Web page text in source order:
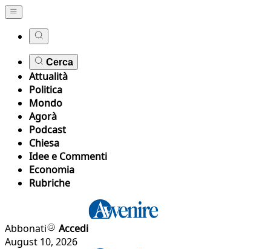
Cerca
Attualità
Politica
Mondo
Agorà
Podcast
Chiesa
Idee e Commenti
Economia
Rubriche
Abbonati
Accedi
August 10, 2026